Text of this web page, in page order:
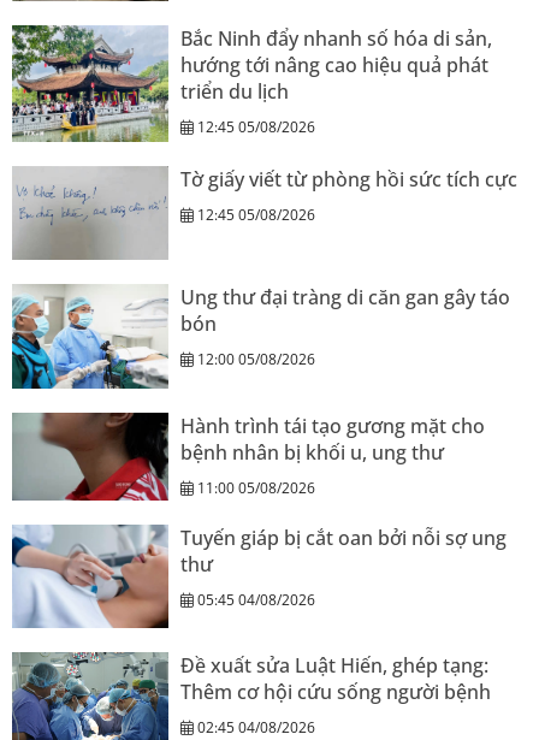
Bắc Ninh đẩy nhanh số hóa di sản,
hướng tới nâng cao hiệu quả phát
triển du lịch
12:45 05/08/2026
Tờ giấy viết từ phòng hồi sức tích cực
12:45 05/08/2026
Ung thư đại tràng di căn gan gây táo
bón
12:00 05/08/2026
Hành trình tái tạo gương mặt cho
bệnh nhân bị khối u, ung thư
11:00 05/08/2026
Tuyến giáp bị cắt oan bởi nỗi sợ ung
thư
05:45 04/08/2026
Đề xuất sửa Luật Hiến, ghép tạng:
Thêm cơ hội cứu sống người bệnh
02:45 04/08/2026